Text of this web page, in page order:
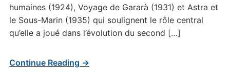
humaines (1924), Voyage de Gararà (1931) et Astra et
le Sous-Marin (1935) qui soulignent le rôle central
qu’elle a joué dans l’évolution du second […]
Continue Reading →